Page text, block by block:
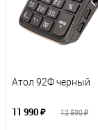
Атол 92Ф черный
11 990 ₽ 12 590 ₽